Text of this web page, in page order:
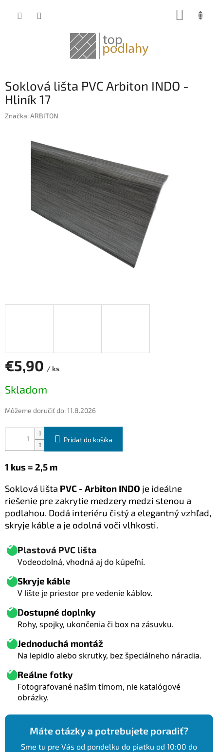
Soklová lišta PVC Arbiton INDO -
Hliník 17
Značka:ARBITON
€5,90 / ks
cena:
Skladom
Môžeme doručiť do:11.8.2026
Pridať do košíka
1 kus = 2,5 m
Soklová lišta PVC - Arbiton INDO je ideálne
riešenie pre zakrytie medzery medzi stenou a
podlahou. Dodá interiéru čistý a elegantný vzhľad,
skryje káble a je odolná voči vlhkosti.
Plastová PVC lišta
Vodeodolná, vhodná aj do kúpeľní.
Skryje káble
V lište je priestor pre vedenie káblov.
Dostupné doplnky
Rohy, spojky, ukončenia či box na zásuvku.
Jednoduchá montáž
Na lepidlo alebo skrutky, bez špeciálneho náradia.
Reálne fotky
Fotografované naším tímom, nie katalógové
obrázky.
Máte otázky a potrebujete poradiť?
Sme tu pre Vás od pondelku do piatku od 10:00 do